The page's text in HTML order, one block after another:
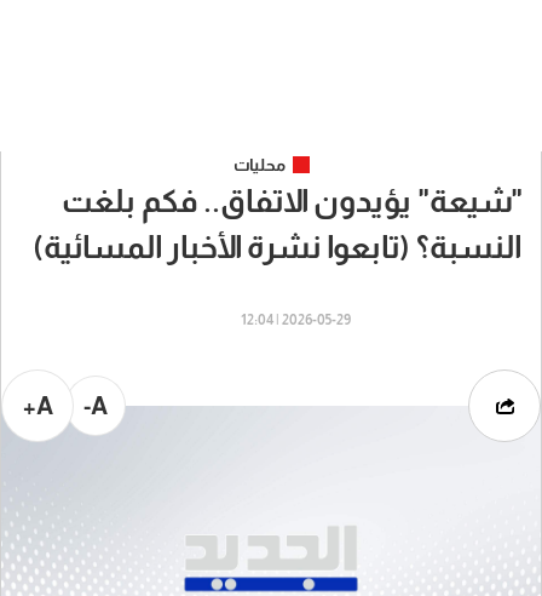
محليات
"شيعة" يؤيدون الاتفاق.. فكم بلغت
النسبة؟ (تابعوا نشرة الأخبار المسائية)
2026-05-29 | 12:04
A-
A+